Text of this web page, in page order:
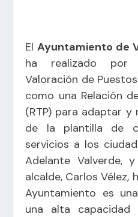
ElAyuntamiento de
ha realizado por
Valoración de
como una Relación
(RTP) para adaptar
de la plantilla de
servicios a los
Adelante Valverde,
alcalde, Carlos Vélez,
Ayuntamiento es
una alta